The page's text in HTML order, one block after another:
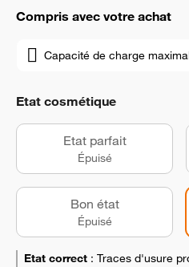
Compris avec votre achat
Capacité de charge
Etat cosmétique
Etat parfait
Épuisé
Bon état
Épuisé
Etat correct : Traces d'usure